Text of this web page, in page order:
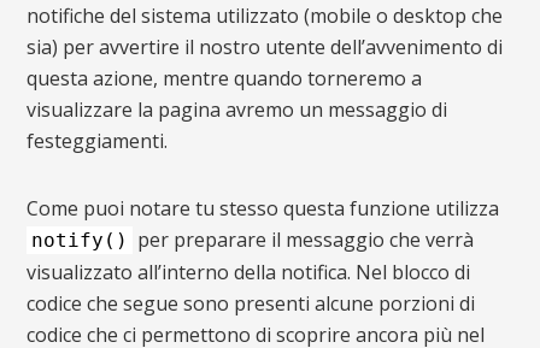
notifiche del sistema utilizzato (mobile o desktop che
sia) per avvertire il nostro utente dell’avvenimento di
questa azione, mentre quando torneremo a
visualizzare la pagina avremo un messaggio di
festeggiamenti.
Come puoi notare tu stesso questa funzione utilizza
notify()
per preparare il messaggio che verrà
visualizzato all’interno della notifica. Nel blocco di
codice che segue sono presenti alcune porzioni di
codice che ci permettono di scoprire ancora più nel